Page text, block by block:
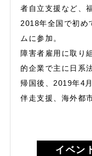
者自立支援など、
2018年全国で初め
ムに参加。
障害者雇用に取り
的企業で主に日系
帰国後、2019年4
伴走支援、海外都
イベン